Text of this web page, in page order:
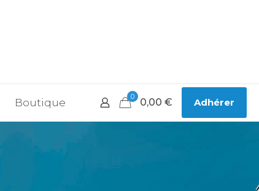
Boutique 0 0,00 € Adhérer